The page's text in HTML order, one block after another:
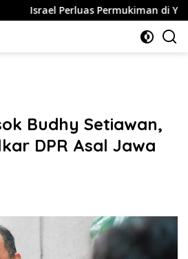
Perluas Permukiman di
Budhy Setiawan,
DPR Asal Jawa